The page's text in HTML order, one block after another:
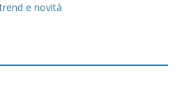
e novità